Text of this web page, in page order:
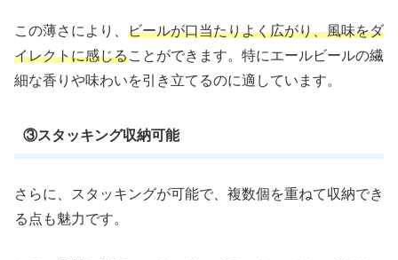
この薄さにより、 ビールが口当たりよく広がり、風味をダ
イレクトに感じることができます。特にエールビールの繊
細な香りや味わいを引き立てるのに適しています。
③スタッキング収納可能
さらに、スタッキングが可能で、複数個を重ねて収納でき
る点も魅力です。